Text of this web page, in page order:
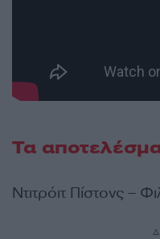
Τα
Ντιτρόιτ Πίστονς –